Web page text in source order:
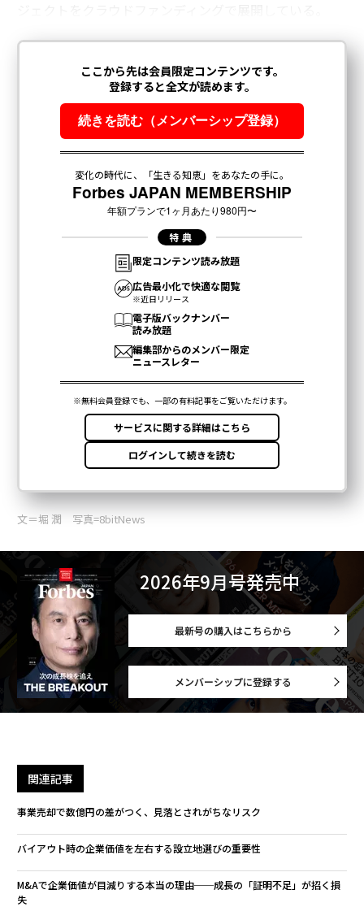
文＝堀 潤 写真=8bitNews
2026年9月号発売中
最新号の購入はこちらから
メンバーシップに登録する
関連記事
事業売却で数億円の差がつく、見落とされがちなリスク
バイアウト時の企業価値を左右する設立地選びの重要性
M&Aで企業価値が目減りする本当の理由──成長の「証明不足」が招く損
失